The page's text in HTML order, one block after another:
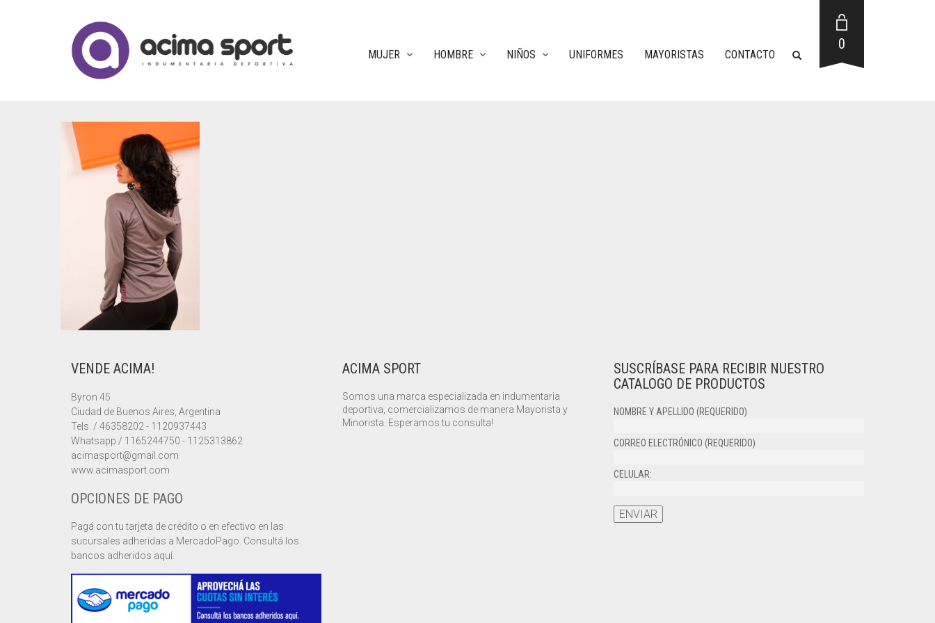
MUJER HOMBRE NIÑOS UNIFORMES MAYORISTAS CONTACTO
0
VENDE ACIMA!
Byron 45
Ciudad de Buenos Aires, Argentina
Tels. / 46358202 - 1120937443
Whatsapp / 1165244750 - 1125313862
acimasport@gmail.com
www.acimasport.com
OPCIONES DE PAGO
Pagá con tu tarjeta de crédito o en efectivo en las
sucursales adheridas a MercadoPago. Consultá los
bancos adheridos aquí.
ACIMA SPORT
Somos una marca especializada en indumentaria
deportiva, comercializamos de manera Mayorista y
Minorista. Esperamos tu consulta!
SUSCRÍBASE PARA RECIBIR NUESTRO
CATALOGO DE PRODUCTOS
NOMBRE Y APELLIDO (REQUERIDO)
CORREO ELECTRÓNICO (REQUERIDO)
CELULAR: